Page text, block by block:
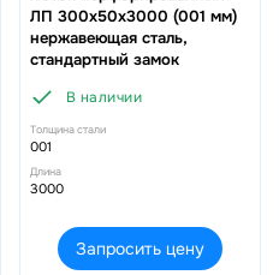
ЛП 300х50х3000 (001 мм)
нержавеющая сталь,
стандартный замок
В наличии
Толщина стали
001
Длина
3000
Запросить цену